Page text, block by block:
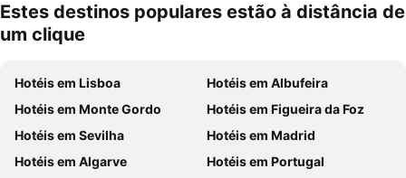
Estes destinos populares estão à distância de
um clique
Hotéis em Lisboa
Hotéis em Albufeira
Hotéis em Monte Gordo
Hotéis em Figueira da Foz
Hotéis em Sevilha
Hotéis em Madrid
Hotéis em Algarve
Hotéis em Portugal